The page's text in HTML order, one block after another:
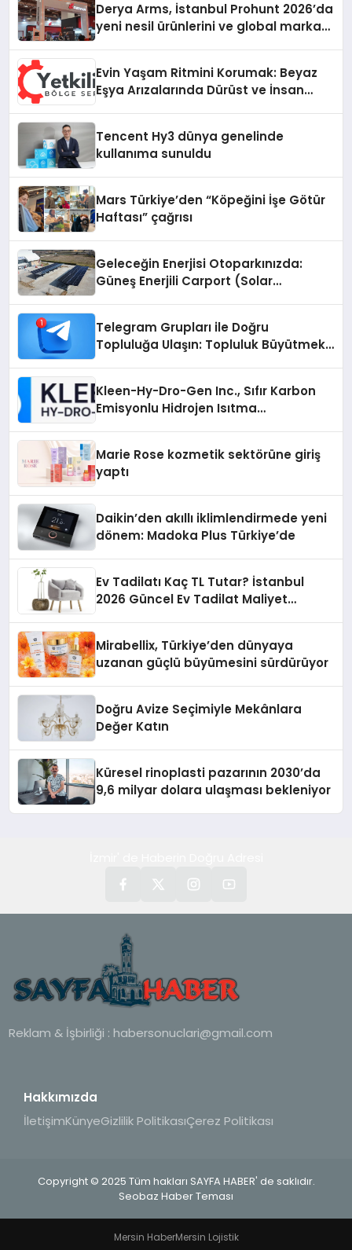
Derya Arms, İstanbul Prohunt 2026’da
yeni nesil ürünlerini ve global marka
Evin Yaşam Ritmini Korumak: Beyaz
Eşya Arızalarında Dürüst ve İnsan
Tencent Hy3 dünya genelinde
kullanıma sunuldu
Mars Türkiye’den “Köpeğini İşe Götür
Haftası” çağrısı
Geleceğin Enerjisi Otoparkınızda:
Güneş Enerjili Carport (Solar
Telegram Grupları ile Doğru
Topluluğa Ulaşın: Topluluk Büyütmek
Kleen-Hy-Dro-Gen Inc., Sıfır Karbon
Emisyonlu Hidrojen Isıtma
Marie Rose kozmetik sektörüne giriş
yaptı
Daikin’den akıllı iklimlendirmede yeni
dönem: Madoka Plus Türkiye’de
Ev Tadilatı Kaç TL Tutar? İstanbul
2026 Güncel Ev Tadilat Maliyet
Mirabellix, Türkiye’den dünyaya
uzanan güçlü büyümesini sürdürüyor
Doğru Avize Seçimiyle Mekânlara
Değer Katın
Küresel rinoplasti pazarının 2030’da
9,6 milyar dolara ulaşması bekleniyor
Reklam & İşbirliği : habersonuclari@gmail.com
Hakkımızda
İletişimKünyeGizlilik PolitikasıÇerez Politikası
Copyright © 2025 Tüm hakları SAYFA HABER' de saklıdır.
Seobaz Haber Teması
Mersin HaberMersin Lojistik